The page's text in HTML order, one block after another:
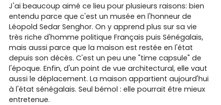
J'ai beaucoup aimé ce lieu pour plusieurs raisons: bien
entendu parce que c'est un musée en l'honneur de
Léopold Sedar Senghor. On y apprend plus sur sa vie
très riche d'homme politique Français puis Sénégalais,
mais aussi parce que la maison est restée en l'état
depuis son décès. C'est un peu une "time capsule" de
l'époque. Enfin, d'un point de vue architectural, elle vaut
aussi le déplacement. La maison appartient aujourd'hui
à l'état sénégalais. Seul bémol : elle pourrait être mieux
entretenue.